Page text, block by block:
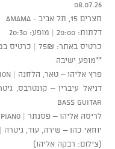
08.07.26
חצרים 15, תל אביב - AMAMA
דלתות: 20:00 | מופע: 20:30
כרטיס באתר: 75₪ | כרטיס במקום: 90₪
**מופע ישיבה
פרץ אליהו – טאר, הלחנה | Piris Eliyahu – Tar, Composition
Bass Guitar
לריסה אליהו – פסנתר | Larisa Eliyahu – Piano
יוחאי כהן – שירה, עוד, גיטרה | Yohai Cohen – Vocals, Oud, Guitar
(צילום: רבקה אליהו)